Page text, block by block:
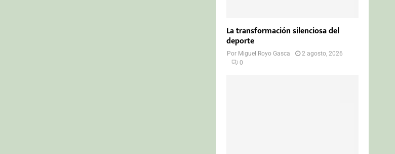
La transformación silenciosa del
deporte
Por Miguel Royo Gasca
2 agosto, 2026
0